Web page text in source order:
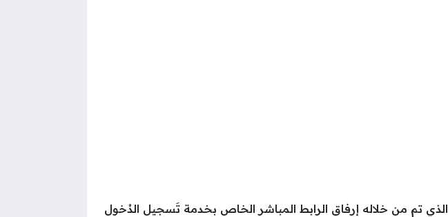
الذي تم من خلاله إرفاق الرابط المباشر الخاص بخدمة تَسجيل الدُخول